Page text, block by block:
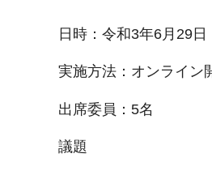
日時：令和3年6月29
実施方法：オンライン
出席委員：5名
議題